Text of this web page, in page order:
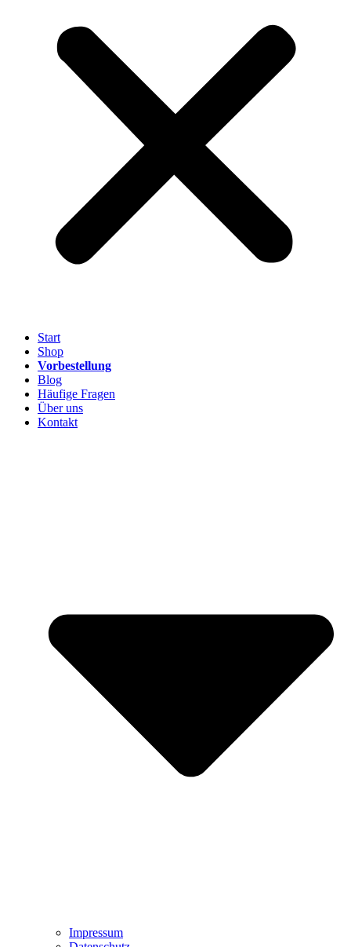
Start
Shop
Vorbestellung
Blog
Häufige Fragen
Über uns
Kontakt
Impressum